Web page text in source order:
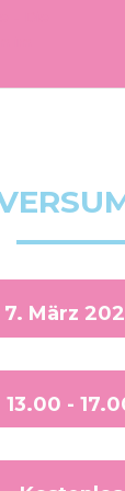
7. März
13.00 -